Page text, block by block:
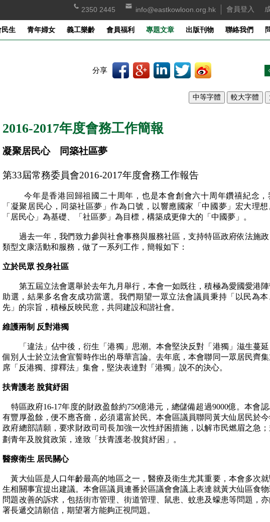
2350 2445 info@eastkowloon.org.hk 會員登入
聯絡我們
出版刊物
專題文章
會員福利
義工樂齡
青年婦女
生
分享
2016-2017年度會務工作簡報
凝聚居民心 同築社區夢
第33屆常務委員會2016-2017年度會務工作報告
今年是香港回歸祖國二十周年，也是本會創會六十周年鑽禧紀念，
「凝聚居民心，同築社區夢」作為口號，以響應國家「中國夢」宏大理想
「居民心」為基礎、「社區夢」為目標，構築成更偉大的「中國夢」。
過去一年，我們致力參與社會事務與服務社區，支持特區政府依法施政
類型文康活動和服務，做了一系列工作，簡報如下：
立於民眾 投身社區
第五屆立法會選舉於去年九月舉行，本會一如既往，積極為愛國愛港陣
助選，結果多名會友成功當選。我們期望一眾立法會議員秉持「以民為本
先」的宗旨，積極反映民意，共同建設和諧社會。
維護兩制 反對港獨
「違法」佔中後，衍生「港獨」思潮。本會堅決反對「港獨」滋生蔓延
個別人士於立法會宣誓時作出的辱華言論。去年底，本會聯同一眾居民齊集
席「反港獨、撐釋法」集會，堅決表達對「港獨」說不的決心。
扶青護老 脫貧紓困
特區政府16-17年度的財政盈餘約750億港元，總儲備超過9000億。本會
有豐厚盈餘，便不應吝嗇，必須還富於民。本會區議員聯同黃大仙居民於今
政府總部請願，要求財政司司長加強一次性紓困措施，以解市民燃眉之急；
劃青年及脫貧政策，達致「扶青護老‧脫貧紓困」。
醫療衛生 居民關心
黃大仙區是人口年齡最高的地區之一，醫療及衛生尤其重要，本會多次
生相關事宜提出建議。本會區議員連番於區議會會議上表達就黃大仙區食
問題改善的訴求，包括街市管理、街道管理、鼠患、蚊患及蠓患等問題，
署長遞交請願信，期望署方能夠正視問題。